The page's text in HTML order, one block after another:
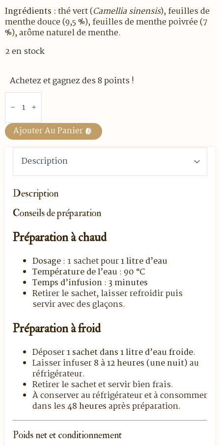
Ingrédients :thé vert (Camellia sinensis), feuilles de
menthe douce (9,5 %), feuilles de menthe poivrée (7
%), arôme naturel de menthe.
2 en stock
Achetez et gagnez des 8 points !
quantité
THE
-
TOUAREG
-
BOITE
SACHETS
Ajouter Au Panier
Description
Conseils de préparation
Préparation à chaud
Dosage: 1 sachet pour1 litre d’eau
Température de l’eau : 90 °C
Temps d’infusion: 3 minutes
Retirer le sachet, laisser refroidir puis
servir avec des glaçons.
Préparation à froid
Déposer1 sachet dans 1 litre d’eau froide.
Laisser infuser8 à 12 heures (une nuit)au
réfrigérateur.
Retirer le sachet et servir bien frais.
À conserver au réfrigérateur et à consommer
dans les48 heuresaprès préparation.
Poids net et conditionnement